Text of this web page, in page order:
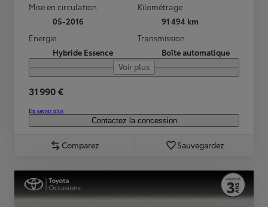
Mise en circulation
05-2016
Kilométrage
91 494 km
Energie
Hybride Essence
Transmission
Boîte automatique
Voir plus
31 990 €
En savoir plus
Contactez la concession
Comparez Sauvegardez